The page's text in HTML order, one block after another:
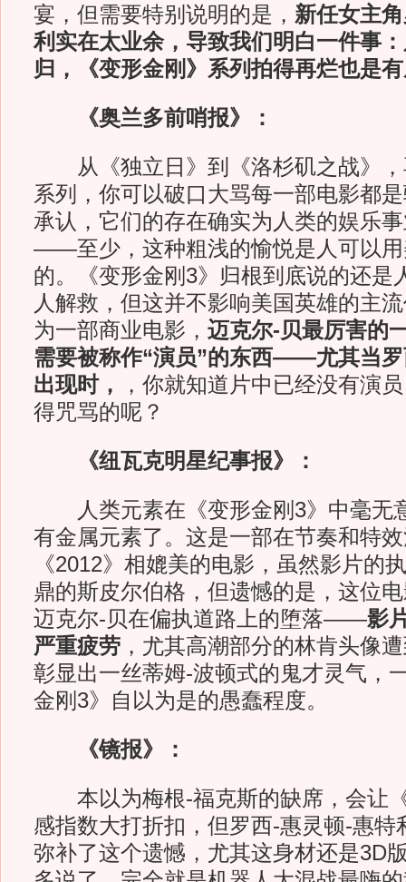
宴，但需要特别说明的是， 新任女主
利实在太业余，导致我们明白一件事
归，《变形金刚》系列拍得再烂也是
《奥兰多前哨报》：
从《独立日》到《洛杉矶之战》，
系列，你可以破口大骂每一部电影都
承认，它们的存在确实为人类的娱乐
——至少，这种粗浅的愉悦是人可以用
的。《变形金刚3》归根到底说的还是
人解救，但这并不影响美国英雄的主
为一部商业电影， 迈克尔-贝最厉害的
需要被称作“演员”的东西——尤其当罗
出现时，
，你就知道片中已经没有演
得咒骂的呢？
《纽瓦克明星纪事报》：
人类元素在《变形金刚3》中毫无
有金属元素了。这是一部在节奏和特
《2012》相媲美的电影，虽然影片的
鼎的斯皮尔伯格，但遗憾的是，这位
迈克尔-贝在偏执道路上的堕落——影
严重疲劳，尤其高潮部分的林肯头像
彰显出一丝蒂姆-波顿式的鬼才灵气，
金刚3》自以为是的愚蠢程度。
《镜报》：
本以为梅根-福克斯的缺席，会让
感指数大打折扣，但罗西-惠灵顿-惠特
弥补了这个遗憾，尤其这身材还是3D